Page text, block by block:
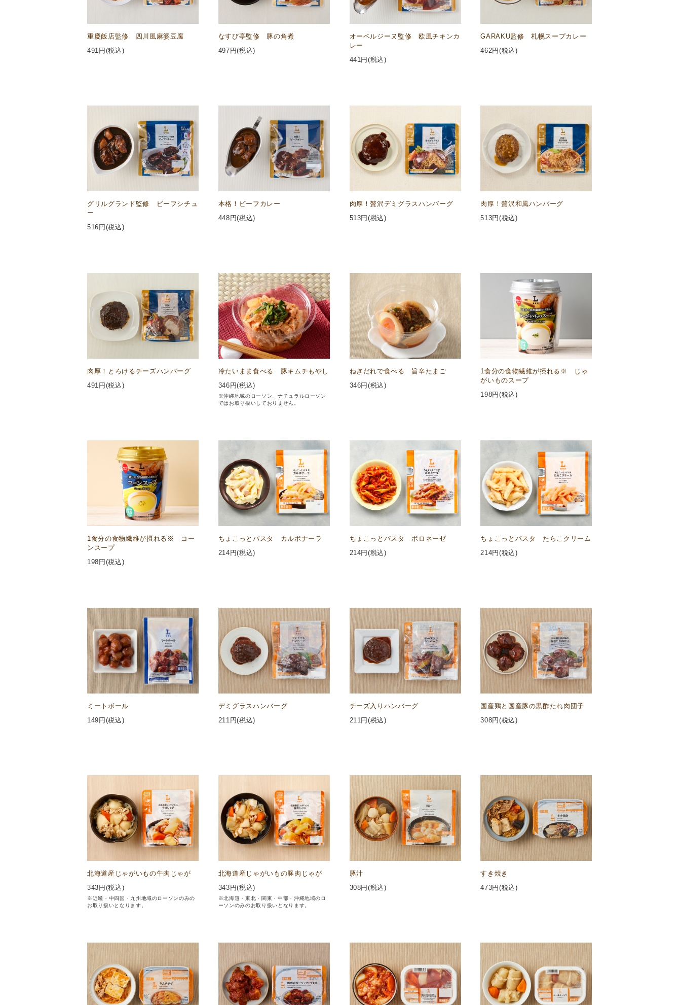
重慶飯店監修 四川風麻婆豆腐
491 円(税込)
なすび亭監修 豚の角煮
497 円(税込)
オーベルジーヌ監修 欧風チキンカ
レー
441円(税込)
GARAKU監修 札幌スープカレー
462円(税込)
グリルグランド監修 ビーフシチュ
ー
516 円(税込)
本格！ビーフカレー
448 円(税込)
肉厚！贅沢デミグラスハンバーグ
513円(税込)
肉厚！贅沢和風ハンバーグ
513円(税込)
肉厚！とろけるチーズハンバーグ
491 円(税込)
冷たいまま食べる 豚キムチもやし
346 円(税込)
※沖縄地域のローソン、ナチュラルローソン
ではお取り扱いしておりません。
ねぎだれで食べる 旨辛たまご
346円(税込)
1食分の食物繊維が摂れる※ じゃ
がいものスープ
198円(税込)
1食分の食物繊維が摂れる※ コー
ンスープ
198 円(税込)
ちょこっとパスタ カルボナーラ
214 円(税込)
ちょこっとパスタ ボロネーゼ
214円(税込)
ちょこっとパスタ たらこクリーム
214円(税込)
ミートボール
149 円(税込)
デミグラスハンバーグ
211 円(税込)
チーズ入りハンバーグ
211円(税込)
国産鶏と国産豚の黒酢たれ肉団子
308円(税込)
北海道産じゃがいもの牛肉じゃが
343 円(税込)
※近畿・中四国・九州地域のローソンのみの
お取り扱いとなります。
北海道産じゃがいもの豚肉じゃが
343 円(税込)
※北海道・東北・関東・中部・沖縄地域のロ
ーソンのみのお取り扱いとなります。
豚汁
308円(税込)
すき焼き
473円(税込)